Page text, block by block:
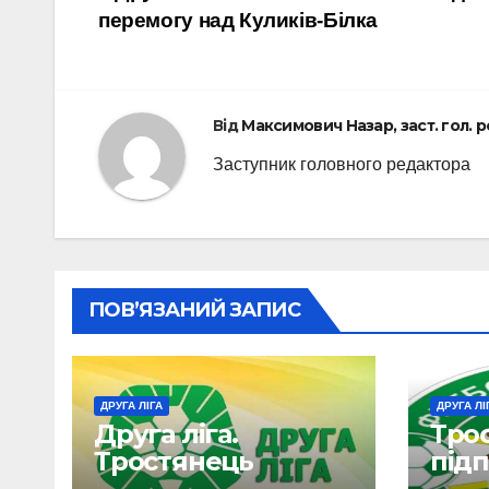
записів
перемогу над Куликів-Білка
ВідМаксимович Назар, заст. гол.
Заступник головного редактора
ПОВ’ЯЗАНИЙ ЗАПИС
ДРУГА ЛІГА
Друга ліга.
Тростянець
ДРУГА